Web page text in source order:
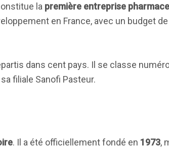
la première entreprise
en France, avec un budget de
dans cent pays. Il se classe
filiale Sanofi Pasteur.
. Il a été officiellement fondé en 1973,